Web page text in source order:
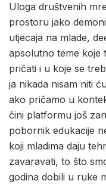
Uloga društvenih
prostoru jako
utjecaja na mlade,
apsolutno teme koje
pričati i u koje se
ja nikada nisam niti
ako pričamo u
čini platformu još
pobornik edukacije
koji mladima daju
zavaravati, to što
godina dobili u ruke